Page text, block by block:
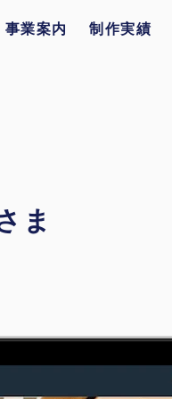
事業案内 制作実績
ま